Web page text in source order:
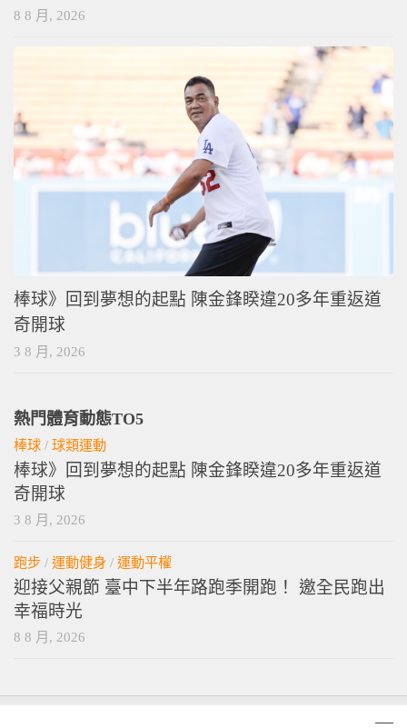
8 8 月, 2026
棒球》回到夢想的起點 陳金鋒睽違20多年重返道
奇開球
3 8 月, 2026
熱門體育動態TO5
棒球 / 球類運動
棒球》回到夢想的起點 陳金鋒睽違20多年重返道
奇開球
3 8 月, 2026
跑步 / 運動健身 / 運動平權
迎接父親節 臺中下半年路跑季開跑！ 邀全民跑出
幸福時光
8 8 月, 2026